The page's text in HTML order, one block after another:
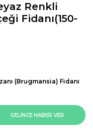
Renkli
Fidanı(150-
(Brugmansia) Fidanı
GELİNCE HABER VER